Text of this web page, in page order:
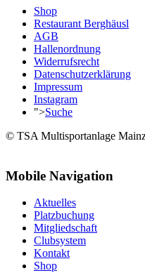
Shop
Restaurant Berghäusl
AGB
Hallenordnung
Widerrufsrecht
Datenschutzerklärung
Impressum
Instagram
">Suche
© TSA Multisportanlage
Mobile Navigation
Aktuelles
Platzbuchung
Mitgliedschaft
Clubsystem
Kontakt
Shop